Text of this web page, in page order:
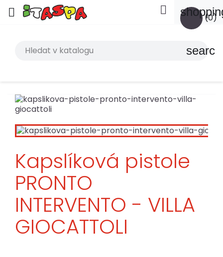
 (0)

search
Kapslíková pistole
PRONTO
INTERVENTO - VILLA
GIOCATTOLI